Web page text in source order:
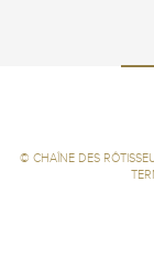
© CHAÎNE DES